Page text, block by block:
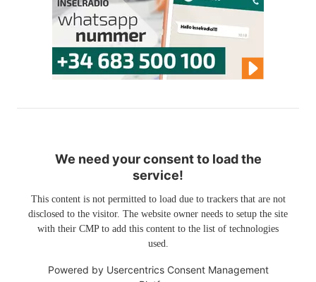
We need your consent to load the
service!
This content is not permitted to load due to trackers that are not
disclosed to the visitor. The website owner needs to setup the site
with their CMP to add this content to the list of technologies
used.
Powered by Usercentrics Consent Management